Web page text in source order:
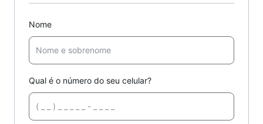
Nome
Qual é o número do seu celular?